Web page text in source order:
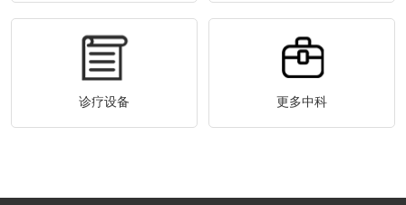
诊疗设备 更多中科